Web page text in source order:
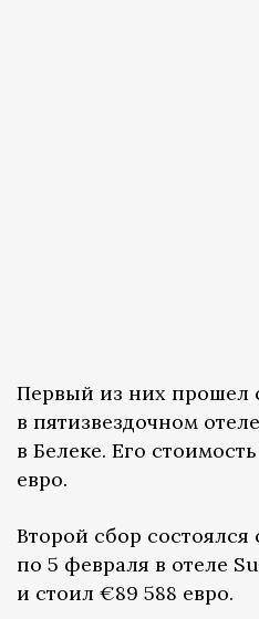
Первый из них прошел
в пятизвездочном
в Белеке. Его
евро.
Второй сбор состоялся
по 5 февраля в отеле
и стоил €89 588 евро.